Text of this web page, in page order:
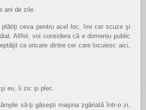
ani de zile.
ceva pentru acel loc, îmi cer scuze şi
Altfel, voi considera că e domeniu public
ca oricare dintre cei care locuiesc aici,
eu, îi zic şi plec.
să-ţi găseşti maşina zgâriată într-o zi,